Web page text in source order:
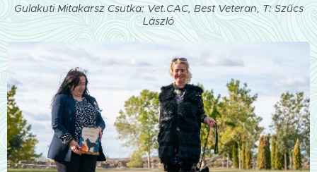
Gulakuti Mitakarsz Csutka: Vet.CAC, Best Veteran, T: Szűcs
László